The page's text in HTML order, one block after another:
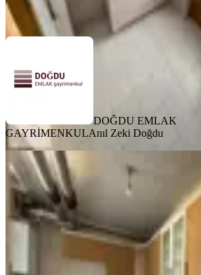
Ara
DOĞDU EMLAK
GAYRİMENKULAnıl Zeki Doğdu
BALKONLU
Barut Emlaktan
Tokilerde 2. Etap
Keçiören, Yeşiltepe
3+1·120 m²·Kot 1
2.990.000 ₺